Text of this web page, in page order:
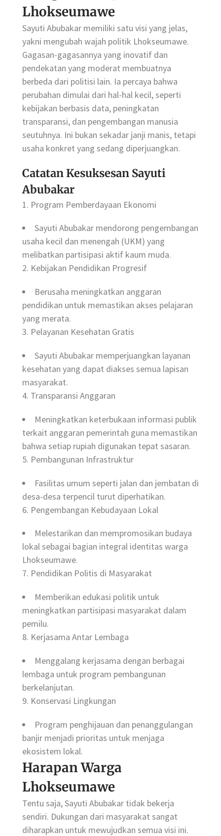
Lhokseumawe
Sayuti Abubakar memiliki satu visi yang jelas,
yakni mengubah wajah politik Lhokseumawe.
Gagasan-gagasannya yang inovatif dan
pendekatan yang moderat membuatnya
berbeda dari politisi lain. Ia percaya bahwa
perubahan dimulai dari hal-hal kecil, seperti
kebijakan berbasis data, peningkatan
transparansi, dan pengembangan manusia
seutuhnya. Ini bukan sekadar janji manis, tetapi
usaha konkret yang sedang diperjuangkan.
Catatan Kesuksesan Sayuti
Abubakar
1. Program Pemberdayaan Ekonomi
Sayuti Abubakar mendorong pengembangan
usaha kecil dan menengah (UKM) yang
melibatkan partisipasi aktif kaum muda.
2. Kebijakan Pendidikan Progresif
Berusaha meningkatkan anggaran
pendidikan untuk memastikan akses pelajaran
yang merata.
3. Pelayanan Kesehatan Gratis
Sayuti Abubakar memperjuangkan layanan
kesehatan yang dapat diakses semua lapisan
masyarakat.
4. Transparansi Anggaran
Meningkatkan keterbukaan informasi publik
terkait anggaran pemerintah guna memastikan
bahwa setiap rupiah digunakan tepat sasaran.
5. Pembangunan Infrastruktur
Fasilitas umum seperti jalan dan jembatan di
desa-desa terpencil turut diperhatikan.
6. Pengembangan Kebudayaan Lokal
Melestarikan dan mempromosikan budaya
lokal sebagai bagian integral identitas warga
Lhokseumawe.
7. Pendidikan Politis di Masyarakat
Memberikan edukasi politik untuk
meningkatkan partisipasi masyarakat dalam
pemilu.
8. Kerjasama Antar Lembaga
Menggalang kerjasama dengan berbagai
lembaga untuk program pembangunan
berkelanjutan.
9. Konservasi Lingkungan
Program penghijauan dan penanggulangan
banjir menjadi prioritas untuk menjaga
ekosistem lokal.
Harapan Warga
Lhokseumawe
Tentu saja, Sayuti Abubakar tidak bekerja
sendiri. Dukungan dari masyarakat sangat
diharapkan untuk mewujudkan semua visi ini.